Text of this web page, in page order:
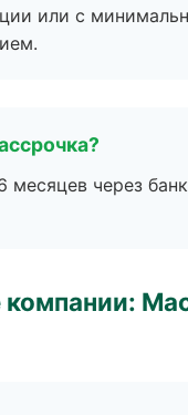
или с
месяцев через